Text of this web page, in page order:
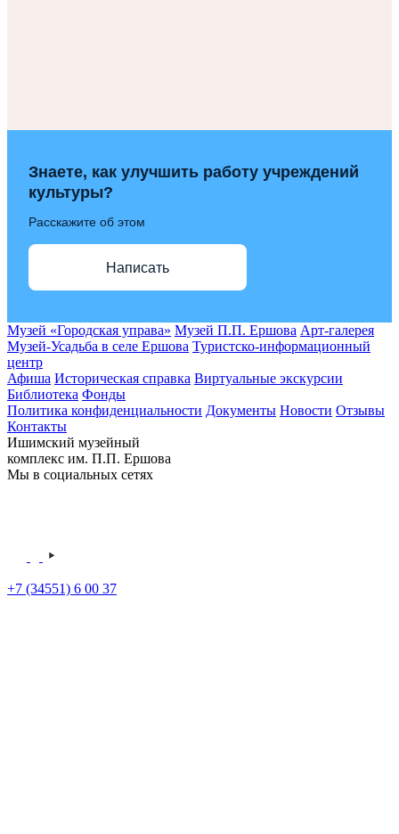
Знаете, как улучшить работу учреждений
культуры?
Расскажите об этом
Написать
Музей «Городская управа» Музей П.П. Ершова Арт-галерея
Музей-Усадьба в селе Ершова Туристско-информационный
центр
Афиша Историческая справка Виртуальные экскурсии
Библиотека Фонды
Политика конфиденциальности Документы Новости Отзывы
Контакты
Ишимский музейный
комплекс им. П.П. Ершова
Мы в социальных сетях
+7 (34551) 6 00 37